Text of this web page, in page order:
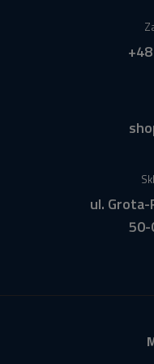
ul.
50-